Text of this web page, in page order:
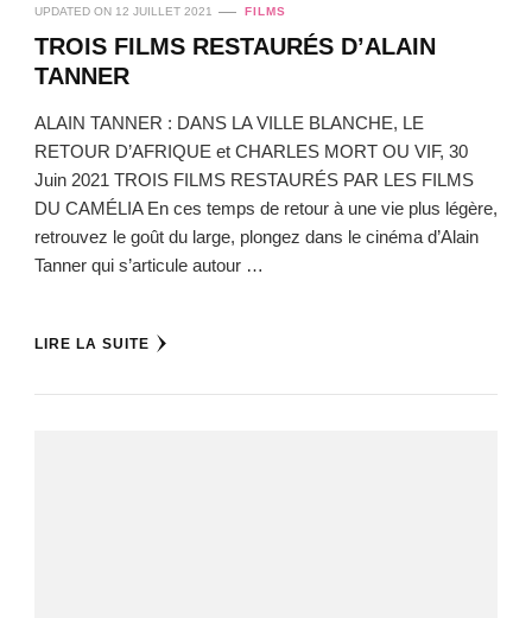
UPDATED ON 12 JUILLET 2021 FILMS
TROIS FILMS RESTAURÉS D’ALAIN
TANNER
ALAIN TANNER : DANS LA VILLE BLANCHE, LE
RETOUR D’AFRIQUE et CHARLES MORT OU VIF, 30
Juin 2021 TROIS FILMS RESTAURÉS PAR LES FILMS
DU CAMÉLIA En ces temps de retour à une vie plus légère,
retrouvez le goût du large, plongez dans le cinéma d’Alain
Tanner qui s’articule autour …
LIRE LA SUITE